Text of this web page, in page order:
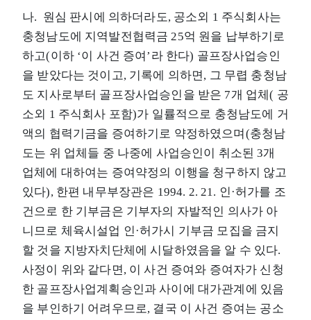
나. 원심 판시에 의하더라도, 공소외 1 주식회사는
충청남도에 지역발전협력금 25억 원을 납부하기로
하고(이하 ‘이 사건 증여’라 한다) 골프장사업승인
을 받았다는 것이고, 기록에 의하면, 그 무렵 충청남
도 지사로부터 골프장사업승인을 받은 7개 업체( 공
소외 1 주식회사 포함)가 일률적으로 충청남도에 거
액의 협력기금을 증여하기로 약정하였으며(충청남
도는 위 업체들 중 나중에 사업승인이 취소된 3개
업체에 대하여는 증여약정의 이행을 청구하지 않고
있다), 한편 내무부장관은 1994. 2. 21. 인·허가를 조
건으로 한 기부금은 기부자의 자발적인 의사가 아
니므로 체육시설업 인·허가시 기부금 모집을 금지
할 것을 지방자치단체에 시달하였음을 알 수 있다.
사정이 위와 같다면, 이 사건 증여와 증여자가 신청
한 골프장사업계획승인과 사이에 대가관계에 있음
을 부인하기 어려우므로, 결국 이 사건 증여는 공소